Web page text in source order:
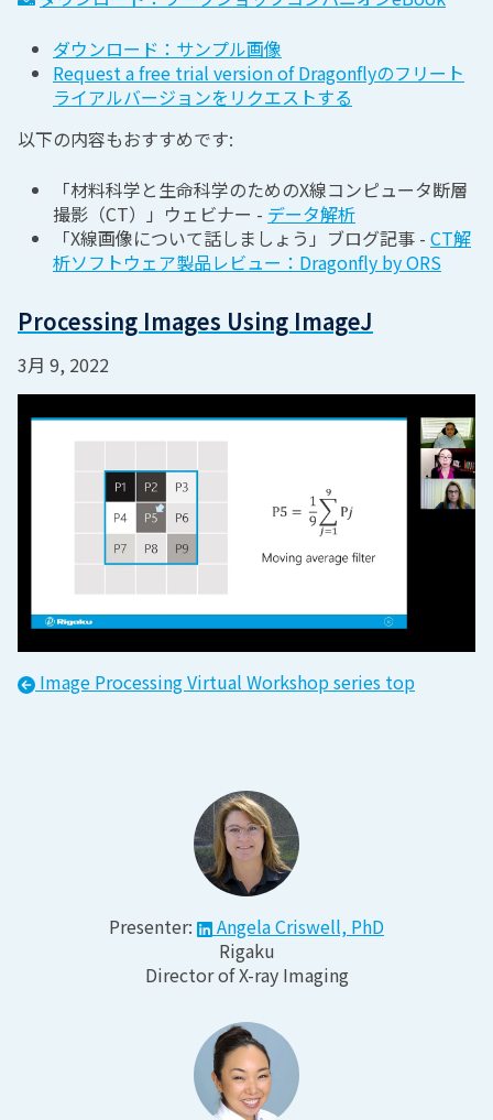
ダウンロード：サンプル画像
Request a free trial version of Dragonflyのフリート
ライアルバージョンをリクエストする
以下の内容もおすすめです:
「材料科学と生命科学のためのX線コンピュータ断層
撮影（CT）」ウェビナー - データ解析
「X線画像について話しましょう」ブログ記事 - CT解
析ソフトウェア製品レビュー：Dragonfly by ORS
Processing Images Using ImageJ
3月 9, 2022
Image Processing Virtual Workshopseries top
Presenter:
Angela Criswell, PhD
Rigaku
Director of X-ray Imaging